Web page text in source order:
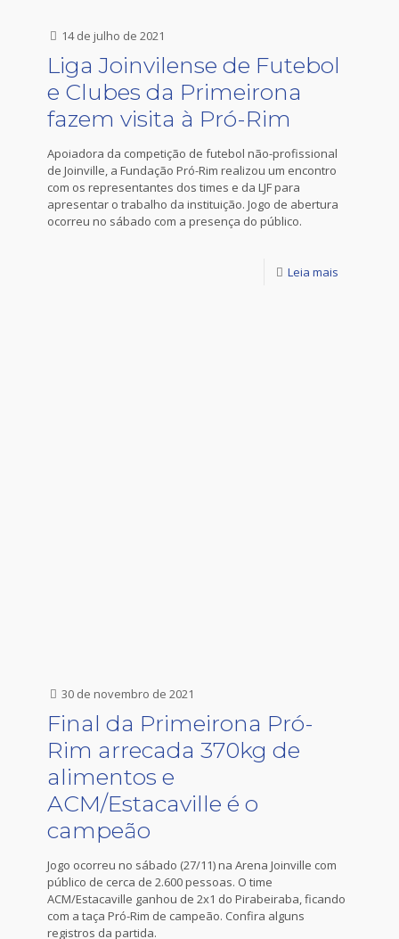
14 de julho de 2021
Liga Joinvilense de Futebol
e Clubes da Primeirona
fazem visita à Pró-Rim
Apoiadora da competição de futebol não-profissional
de Joinville, a Fundação Pró-Rim realizou um encontro
com os representantes dos times e da LJF para
apresentar o trabalho da instituição. Jogo de abertura
ocorreu no sábado com a presença do público.
Leia mais
30 de novembro de 2021
Final da Primeirona Pró-
Rim arrecada 370kg de
alimentos e
ACM/Estacaville é o
campeão
Jogo ocorreu no sábado (27/11) na Arena Joinville com
público de cerca de 2.600 pessoas. O time
ACM/Estacaville ganhou de 2x1 do Pirabeiraba, ficando
com a taça Pró-Rim de campeão. Confira alguns
registros da partida.